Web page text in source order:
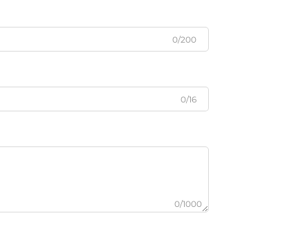
0/200
0/16
0/1000